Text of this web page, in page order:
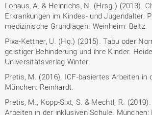
Lohaus, A. & Heinrichs, N. (Hrsg.) (2013).
Erkrankungen im Kindes- und Jugendalter.
medizinische Grundlagen. Weinheim: Beltz.
Pixa-Kettner, U. (Hg.) (2015). Tabu oder
geistiger Behinderung und ihre Kinder.
Universitätsverlag Winter.
Pretis, M. (2016). ICF-basiertes Arbeiten in
München: Reinhardt.
Pretis, M., Kopp-Sixt, S. & Mechtl, R.
Arbeiten in der inklusiven Schule. München: